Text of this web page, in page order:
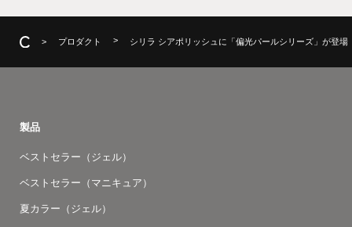
プロダクト シリラ シアポリッシュに「偏光パールシリーズ」が登場
製品
ベストセラー（ジェル）
ベストセラー（マニキュア）
夏カラー（ジェル）